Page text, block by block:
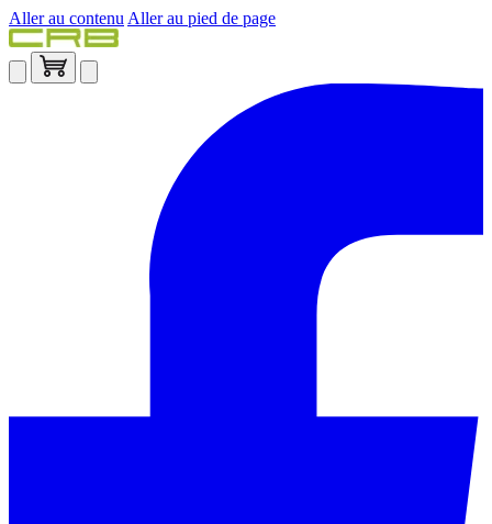
Aller au contenu Aller au pied de page